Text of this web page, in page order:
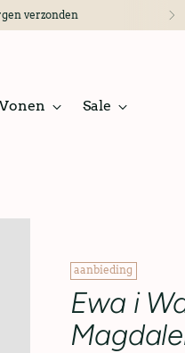
verzonden
Sale
aanbieding
Ewa i